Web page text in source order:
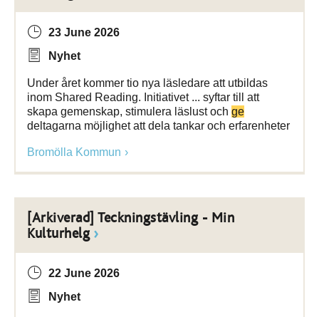
23 June 2026
Nyhet
Under året kommer tio nya läsledare att utbildas
inom Shared Reading. Initiativet ... syftar till att
skapa gemenskap, stimulera läslust och ge
deltagarna möjlighet att dela tankar och erfarenheter
Bromölla Kommun
[Arkiverad] Teckningstävling - Min
Kulturhelg
22 June 2026
Nyhet